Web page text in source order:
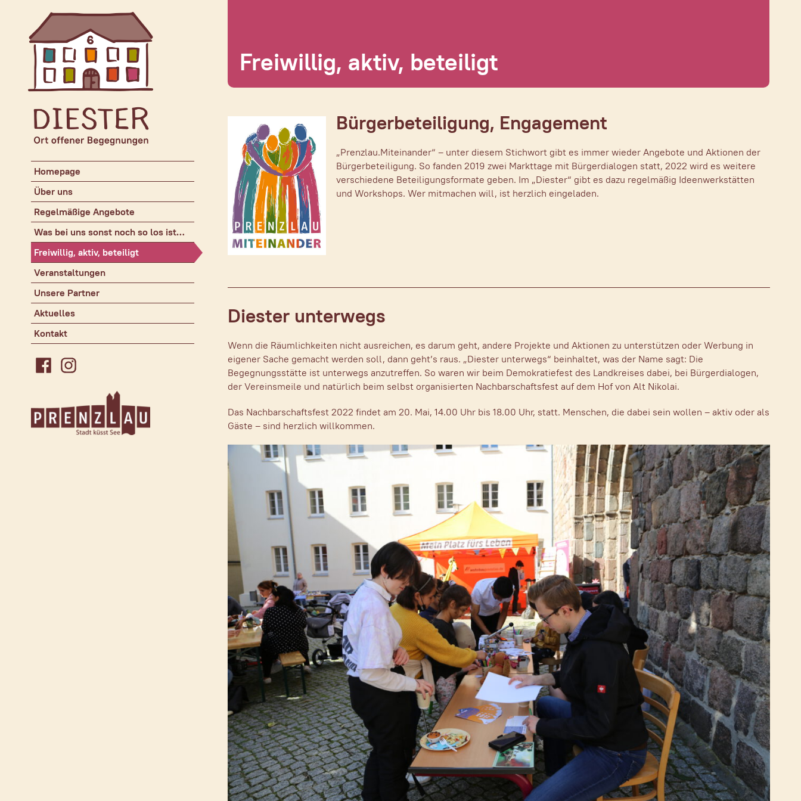
Homepage
Über uns
Regelmäßige Angebote
Was bei uns sonst noch so los ist…
Freiwillig, aktiv, beteiligt
Veranstaltungen
Unsere Partner
Aktuelles
Kontakt
Freiwillig, aktiv, beteiligt
Bürgerbeteiligung, Engagement
„Prenzlau.Miteinander“ – unter diesem Stichwort gibt es immer wieder Angebote und Aktionen der
Bürgerbeteiligung. So fanden 2019 zwei Markttage mit Bürgerdialogen statt, 2022 wird es weitere
verschiedene Beteiligungsformate geben. Im „Diester“ gibt es dazu regelmäßig Ideenwerkstätten
und Workshops. Wer mitmachen will, ist herzlich eingeladen.
Diester unterwegs
Wenn die Räumlichkeiten nicht ausreichen, es darum geht, andere Projekte und Aktionen zu unterstützen oder Werbung in
eigener Sache gemacht werden soll, dann geht’s raus. „Diester unterwegs“ beinhaltet, was der Name sagt: Die
Begegnungsstätte ist unterwegs anzutreffen. So waren wir beim Demokratiefest des Landkreises dabei, bei Bürgerdialogen,
der Vereinsmeile und natürlich beim selbst organisierten Nachbarschaftsfest auf dem Hof von Alt Nikolai.
Das Nachbarschaftsfest 2022 findet am 20. Mai, 14.00 Uhr bis 18.00 Uhr, statt. Menschen, die dabei sein wollen – aktiv oder als
Gäste – sind herzlich willkommen.